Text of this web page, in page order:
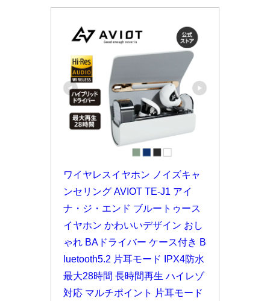
ワイヤレスイヤホン ノイズキャ
ンセリング AVIOT TE-J1 アイ
ナ・ジ・エンド ブルートゥース
イヤホン かわいいデザイン おし
ゃれ BAドライバー ケース付き B
luetooth5.2 片耳モード IPX4防水
最大28時間 長時間再生 ハイレゾ
対応 マルチポイント 片耳モード